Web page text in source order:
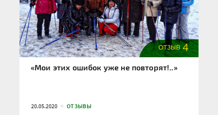
«Мои этих ошибок уже не повторят!..»
20.05.2020 ОТЗЫВЫ